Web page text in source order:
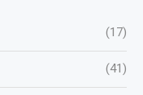
(17)
(41)